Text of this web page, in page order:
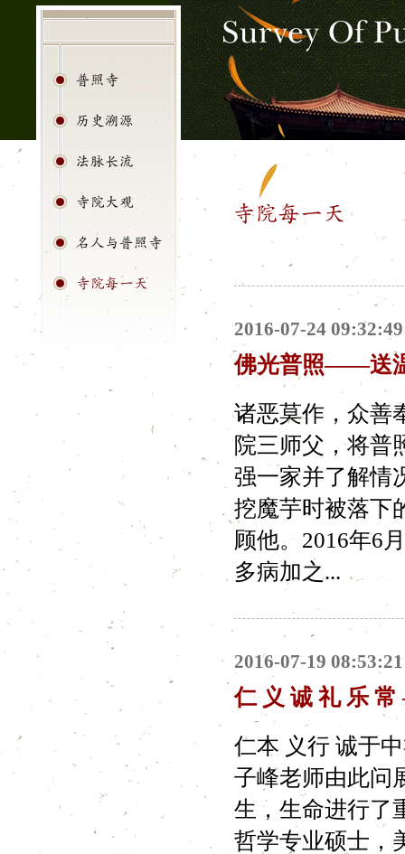
2016-07-24 09:32:49
佛光普照——送
诸恶莫作，众善
院三师父，将普
强一家并了解
挖魔芋时被落下
顾他。2016年6
多病加之...
2016-07-19 08:53:21
仁 义 诚 礼 乐
仁本 义行 诚于
子峰老师由此问
生，生命进行
哲学专业硕士，